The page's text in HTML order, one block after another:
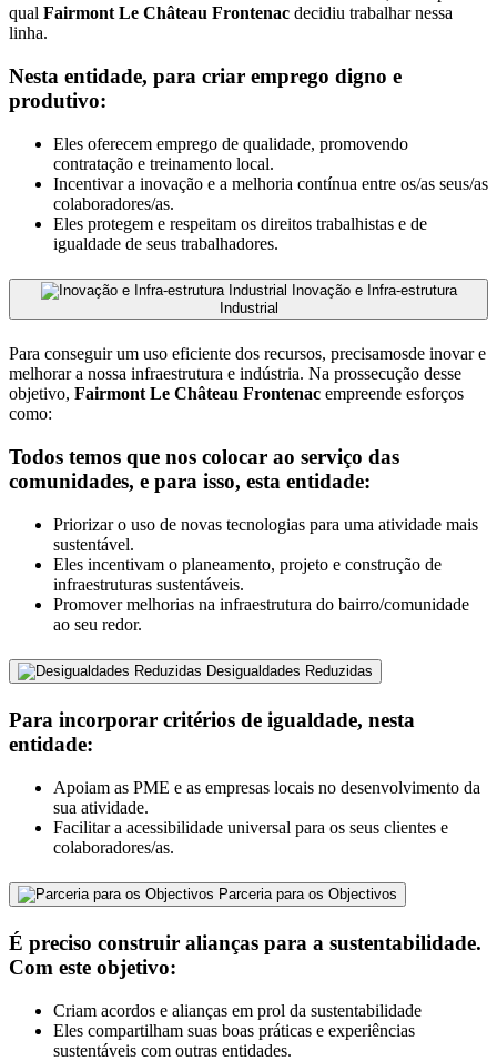
qual Fairmont Le Château Frontenac decidiu trabalhar nessa
linha.
Nesta entidade, para criar emprego digno e
produtivo:
Eles oferecem emprego de qualidade, promovendo
contratação e treinamento local.
Incentivar a inovação e a melhoria contínua entre os/as seus/as
colaboradores/as.
Eles protegem e respeitam os direitos trabalhistas e de
igualdade de seus trabalhadores.
Inovação e Infra-estrutura
Industrial
Para conseguir um uso eficiente dos recursos, precisamosde inovar e
melhorar a nossa infraestrutura e indústria. Na prossecução desse
objetivo, Fairmont Le Château Frontenac empreende esforços
como:
Todos temos que nos colocar ao serviço das
comunidades, e para isso, esta entidade:
Priorizar o uso de novas tecnologias para uma atividade mais
sustentável.
Eles incentivam o planeamento, projeto e construção de
infraestruturas sustentáveis.
Promover melhorias na infraestrutura do bairro/comunidade
ao seu redor.
Desigualdades Reduzidas
Para incorporar critérios de igualdade, nesta
entidade:
Apoiam as PME e as empresas locais no desenvolvimento da
sua atividade.
Facilitar a acessibilidade universal para os seus clientes e
colaboradores/as.
Parceria para os Objectivos
É preciso construir alianças para a sustentabilidade.
Com este objetivo:
Criam acordos e alianças em prol da sustentabilidade
Eles compartilham suas boas práticas e experiências
sustentáveis com outras entidades.